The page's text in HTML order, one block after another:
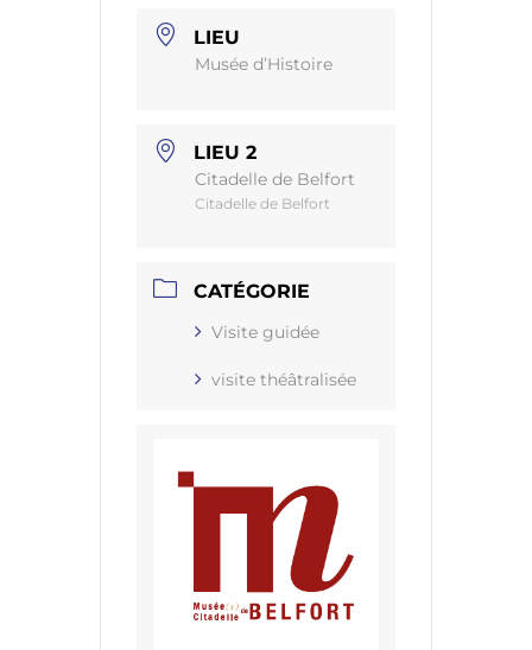
LIEU
Musée d’Histoire
LIEU 2
Citadelle de Belfort
Citadelle de Belfort
CATÉGORIE
Visite guidée
visite théâtralisée